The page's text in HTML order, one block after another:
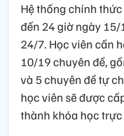
Hệ thống chính
đến 24 giờ ngày
24/7. Học viên cần
10/19 chuyên đề,
và 5 chuyên đề tự
học viên sẽ được
thành khóa học trực